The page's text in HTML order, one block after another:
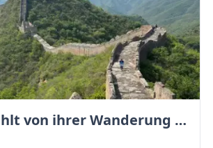
Maria erzählt von ihrer Wanderung auf der Großen Mauer